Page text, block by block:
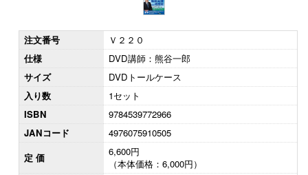
注文番号
Ｖ２２０
仕様
DVD講師：熊谷一郎
サイズ
DVDトールケース
入り数
1セット
ISBN
9784539772966
JANコード
4976075910505
定 価
6,600円
（本体価格：6,000円）